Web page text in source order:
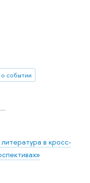
событии
в кросс-